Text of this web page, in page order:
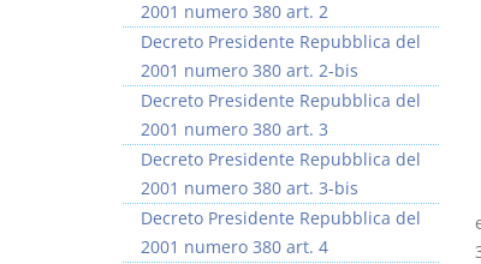
2001 numero 380 art. 2
Decreto Presidente Repubblica del
2001 numero 380 art. 2-bis
Decreto Presidente Repubblica del
2001 numero 380 art. 3
Decreto Presidente Repubblica del
2001 numero 380 art. 3-bis
Decreto Presidente Repubblica del
2001 numero 380 art. 4